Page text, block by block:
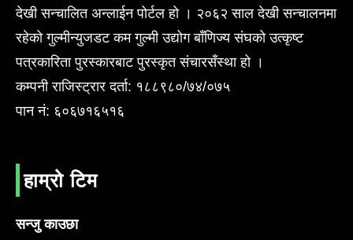
देखी सन्चालित अन्लाईन पोर्टल हो । २०६२ साल देखी सन्चालनमा
रहेको गुल्मीन्युजडट कम गुल्मी उद्योग बाँणिज्य संघको उत्कृष्ट
पत्रकारिता पुरस्कारबाट पुरस्कृत संचारसँस्था हो ।
कम्पनी राजिस्ट्रार दर्ता: १८८९८०/७४/०७५
पान नं: ६०६७१६५१६
हाम्रो टिम
सन्जु काउछा